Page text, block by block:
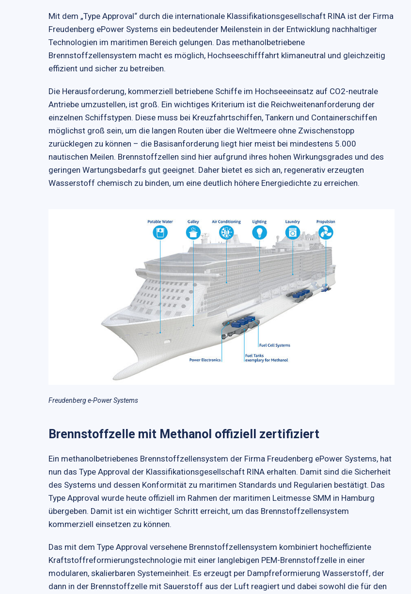
Mit dem „Type Approval“ durch die internationale Klassifikationsgesellschaft RINA ist der Firma
Freudenberg ePower Systems ein bedeutender Meilenstein in der Entwicklung nachhaltiger
Technologien im maritimen Bereich gelungen. Das methanolbetriebene
Brennstoffzellensystem macht es möglich, Hochseeschifffahrt klimaneutral und gleichzeitig
effizient und sicher zu betreiben.
Die Herausforderung, kommerziell betriebene Schiffe im Hochseeeinsatz auf CO2-neutrale
Antriebe umzustellen, ist groß. Ein wichtiges Kriterium ist die Reichweitenanforderung der
einzelnen Schiffstypen. Diese muss bei Kreuzfahrtschiffen, Tankern und Containerschiffen
möglichst groß sein, um die langen Routen über die Weltmeere ohne Zwischenstopp
zurücklegen zu können – die Basisanforderung liegt hier meist bei mindestens 5.000
nautischen Meilen. Brennstoffzellen sind hier aufgrund ihres hohen Wirkungsgrades und des
geringen Wartungsbedarfs gut geeignet. Daher bietet es sich an, regenerativ erzeugten
Wasserstoff chemisch zu binden, um eine deutlich höhere Energiedichte zu erreichen.
Freudenberg e-Power Systems
Brennstoffzelle mit Methanol offiziell zertifiziert
Ein methanolbetriebenes Brennstoffzellensystem der Firma Freudenberg ePower Systems, hat
nun das Type Approval der Klassifikationsgesellschaft RINA erhalten. Damit sind die Sicherheit
des Systems und dessen Konformität zu maritimen Standards und Regularien bestätigt. Das
Type Approval wurde heute offiziell im Rahmen der maritimen Leitmesse SMM in Hamburg
übergeben. Damit ist ein wichtiger Schritt erreicht, um das Brennstoffzellensystem
kommerziell einsetzen zu können.
Das mit dem Type Approval versehene Brennstoffzellensystem kombiniert hocheffiziente
Kraftstoffreformierungstechnologie mit einer langlebigen PEM-Brennstoffzelle in einer
modularen, skalierbaren Systemeinheit. Es erzeugt per Dampfreformierung Wasserstoff, der
dann in der Brennstoffzelle mit Sauerstoff aus der Luft reagiert und dabei sowohl die für den